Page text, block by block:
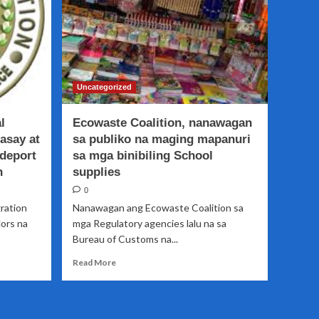
at
na
Uncategorized
Ecowaste Coalition, nanawagan
sa publiko na maging mapanuri
sa mga binibiling School
supplies
0
Nanawagan ang Ecowaste Coalition sa
mga Regulatory agencies lalu na sa
Bureau of Customs na...
Read MoreRead